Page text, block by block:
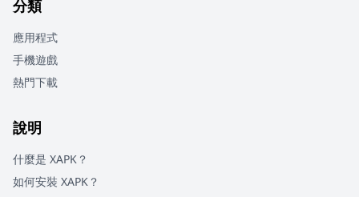
分類
應用程式
手機遊戲
熱門下載
說明
什麼是 XAPK？
如何安裝 XAPK？